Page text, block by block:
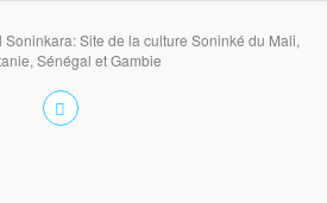
Site de la culture Soninké du Mali,
Sénégal et Gambie